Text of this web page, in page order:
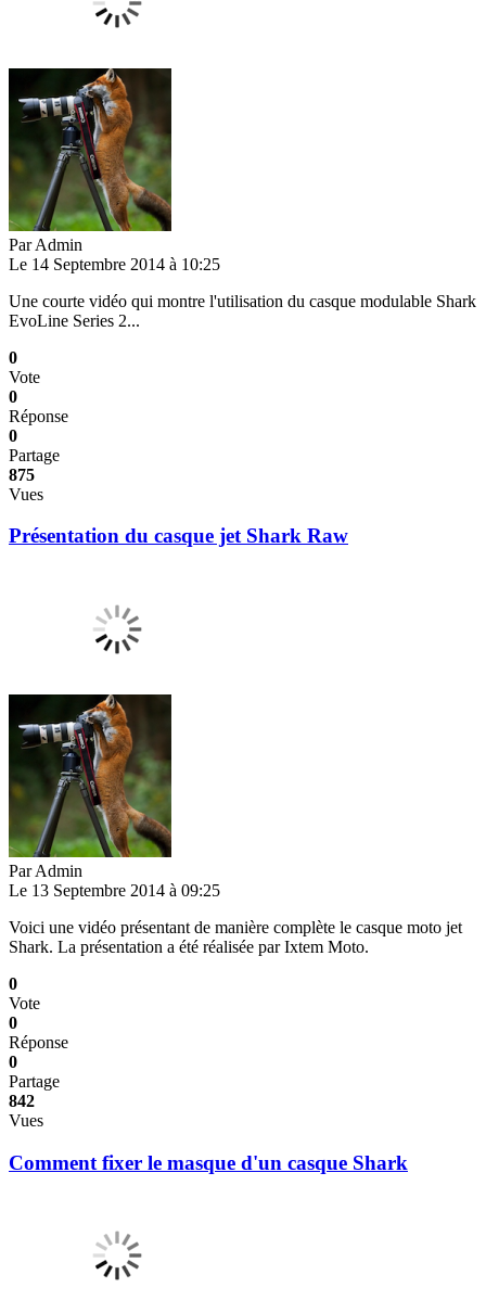
ParAdmin
Le 14 Septembre 2014 à 10:25
Une courte vidéo qui montre l'utilisation du casque modulable Shark
EvoLine Series 2...
0
Vote
0
Réponse
0
Partage
875
Vues
Présentation du casque jet Shark Raw
ParAdmin
Le 13 Septembre 2014 à 09:25
Voici une vidéo présentant de manière complète le casque moto jet
Shark. La présentation a été réalisée par Ixtem Moto.
0
Vote
0
Réponse
0
Partage
842
Vues
Comment fixer le masque d'un casque Shark